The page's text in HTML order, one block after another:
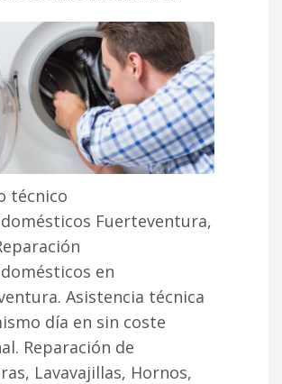
técnico
Fuerteventura,
en
Asistencia técnica
día en sin coste
Reparación de
Lavavajillas, Hornos,